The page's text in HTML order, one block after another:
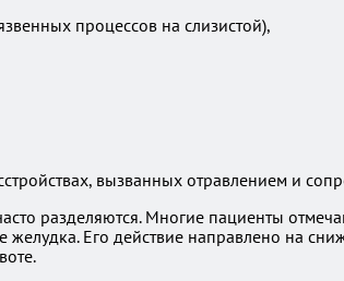
процессов на слизистой),
вызванных отравлением и
разделяются. Многие пациенты
Его действие направлено на